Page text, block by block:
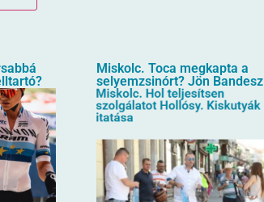
Miskolc. Toca megkapta a
selyemzsinórt? Jön Bandesz